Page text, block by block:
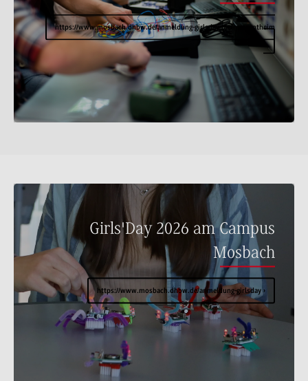
https://www.mosbach.dhbw.de/anmeldung-girlsday-badmergentheim
Girls'Day 2026 am Campus
Mosbach
https://www.mosbach.dhbw.de/anmeldung-girlsday